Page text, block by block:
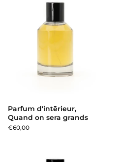
Parfum d'intērieur,
Quand on sera grands
€60,00